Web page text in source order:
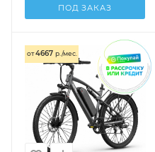
ПОД ЗАКАЗ
от4667 р./мес.